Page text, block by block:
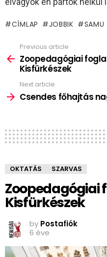
CÍMLAP JOBBIK SAMU
more
Previous article
Zoopedagógiai
Kisfürkészek
Next article
Csendes főhajtás
OKTATÁS SZARVAS
Zoopedagógiai
Kisfürkészek
by Postafiók
6 éve